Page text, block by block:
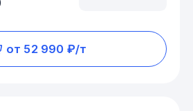
от 52 990 ₽/т